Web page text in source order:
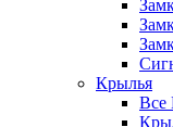
Крылья
Все